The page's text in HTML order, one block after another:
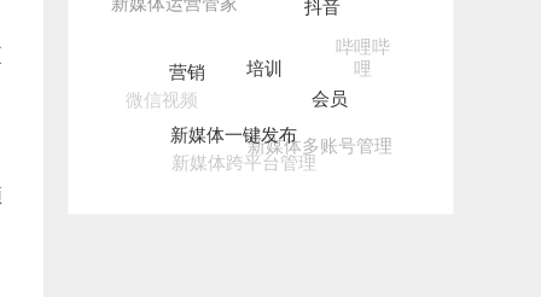
哔哩哔
哩
微信视频
新媒体多账号管理
新媒体跨平台管理
新媒体一键发布